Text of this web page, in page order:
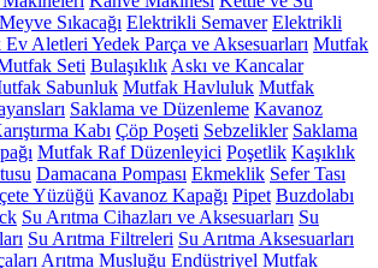
Sıkacağı Elektrikli Semaver Elektrikli
Aletleri Yedek Parça ve Aksesuarları Mutfak
Seti Bulaşıklık Askı ve Kancalar
Sabunluk Mutfak Havluluk Mutfak
Saklama ve Düzenleme Kavanoz
Kabı Çöp Poşeti Sebzelikler Saklama
Mutfak Raf Düzenleyici Poşetlik Kaşıklık
Damacana Pompası Ekmeklik Sefer Tası
Yüzüğü Kavanoz Kapağı Pipet Buzdolabı
Su Arıtma Cihazları ve Aksesuarları Su
Su Arıtma Filtreleri Su Arıtma Aksesuarları
Arıtma Musluğu Endüstriyel Mutfak